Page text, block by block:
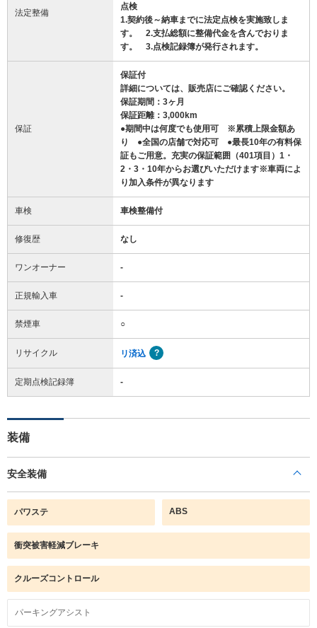
法定整備
点検
1.契約後～納車までに法定点検を実施致しま
す。 2.支払総額に整備代金を含んでおりま
す。 3.点検記録簿が発行されます。
保証
保証付
詳細については、販売店にご確認ください。
保証期間：3ヶ月
保証距離：3,000km
●期間中は何度でも使用可 ※累積上限金額あ
り ●全国の店舗で対応可 ●最長10年の有料保
証もご用意。充実の保証範囲（401項目）1・
2・3・10年からお選びいただけます※車両によ
り加入条件が異なります
車検 車検整備付
修復歴 なし
ワンオーナー -
正規輸入車 -
禁煙車 ○
リサイクル リ済込
定期点検記録簿 -
装備
安全装備
パワステ ABS
衝突被害軽減ブレーキ
クルーズコントロール
パーキングアシスト